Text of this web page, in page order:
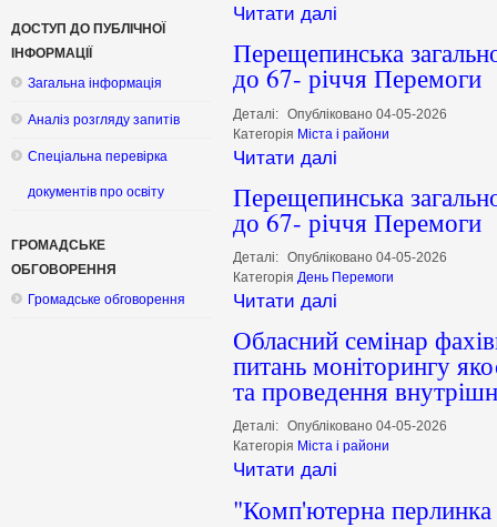
ДОСТУП ДО ПУБЛІЧНОЇ
ІНФОРМАЦІЇ
Загальна інформація
Аналіз розгляду запитів
Спеціальна перевірка
документів про освіту
ГРОМАДСЬКЕ
ОБГОВОРЕННЯ
Громадське обговорення
Читати далі
Перещепинська
до 67- річчя Перемоги
Деталі: Опубліковано 04-05-2026
Категорія Міста і райони
Читати далі
Перещепинська
до 67- річчя Перемоги
Деталі: Опубліковано 04-05-2026
Категорія День Перемоги
Читати далі
Обласний семінар
питань моніторингу
та проведення
Деталі: Опубліковано 04-05-2026
Категорія Міста і райони
Читати далі
"Комп'ютерна